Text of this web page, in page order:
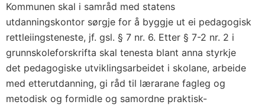
Kommunen skal i samråd med statens
utdanningskontor sørgje for å byggje ut ei pedagogisk
rettleiingsteneste, jf. gsl. § 7 nr. 6. Etter § 7-2 nr. 2 i
grunnskoleforskrifta skal tenesta blant anna styrkje
det pedagogiske utviklingsarbeidet i skolane, arbeide
med etterutdanning, gi råd til lærarane fagleg og
metodisk og formidle og samordne praktisk-